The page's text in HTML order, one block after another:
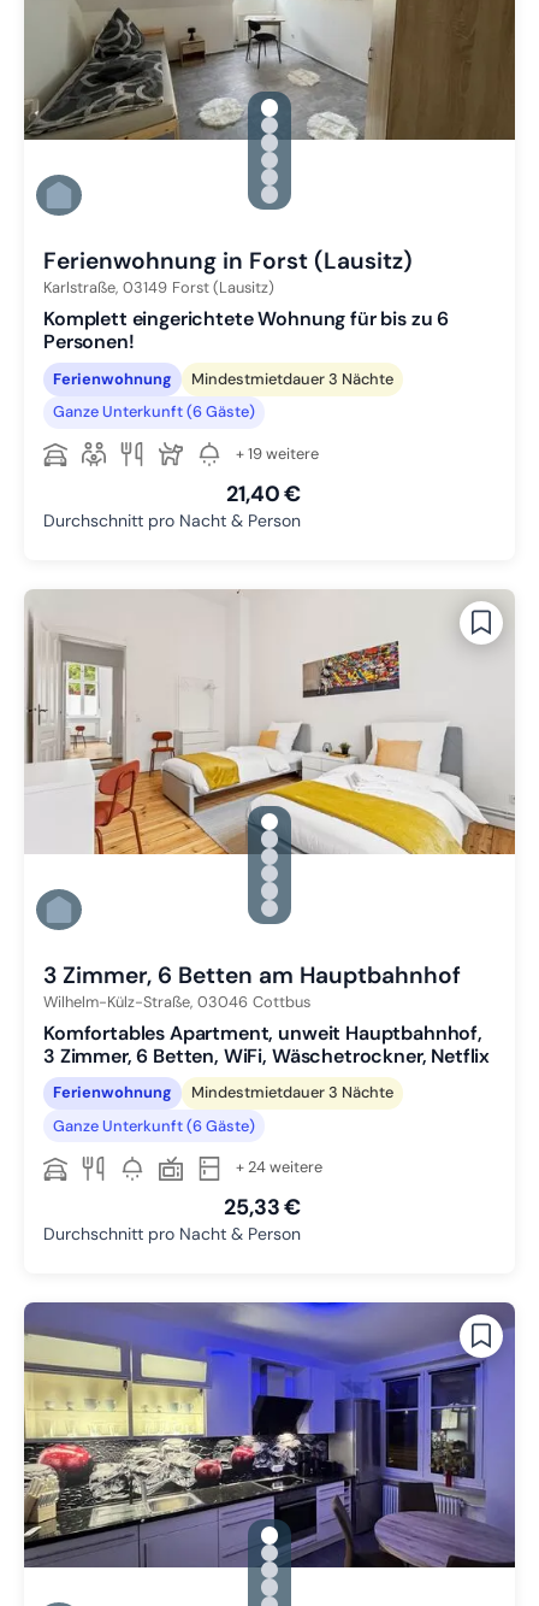
gallery.slide_selector
Zu Slide 1 wechseln
Zu Slide 2 wechseln
Zu Slide 3 wechseln
Zu Slide 4 wechseln
Zu Slide 5 wechseln
Zu Slide 6 wechseln
Ferienwohnung in Forst (Lausitz)
Karlstraße, 03149 Forst (Lausitz)
Komplett eingerichtete Wohnung für bis zu 6
Personen!
Ferienwohnung
Mindestmietdauer 3 Nächte
Ganze Unterkunft (6 Gäste)
+ 19 weitere
21,40 €
Durchschnitt pro Nacht & Person
gallery.slide_selector
Zu Slide 1 wechseln
Zu Slide 2 wechseln
Zu Slide 3 wechseln
Zu Slide 4 wechseln
Zu Slide 5 wechseln
Zu Slide 6 wechseln
3 Zimmer, 6 Betten am Hauptbahnhof
Wilhelm-Külz-Straße, 03046 Cottbus
Komfortables Apartment, unweit Hauptbahnhof,
3 Zimmer, 6 Betten, WiFi, Wäschetrockner, Netflix
Ferienwohnung
Mindestmietdauer 3 Nächte
Ganze Unterkunft (6 Gäste)
+ 24 weitere
25,33 €
Durchschnitt pro Nacht & Person
gallery.slide_selector
Zu Slide 1 wechseln
Zu Slide 2 wechseln
Zu Slide 3 wechseln